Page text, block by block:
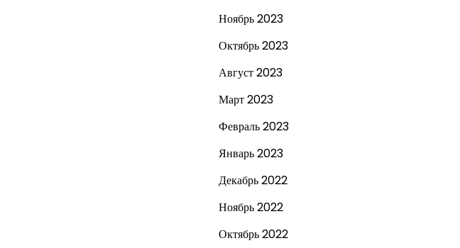
Ноябрь 2023
Октябрь 2023
Август 2023
Март 2023
Февраль 2023
Январь 2023
Декабрь 2022
Ноябрь 2022
Октябрь 2022